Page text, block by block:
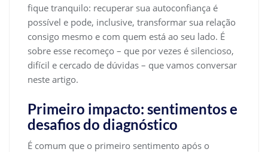
fique tranquilo: recuperar sua autoconfiança é
possível e pode, inclusive, transformar sua relação
consigo mesmo e com quem está ao seu lado. É
sobre esse recomeço – que por vezes é silencioso,
difícil e cercado de dúvidas – que vamos conversar
neste artigo.
Primeiro impacto: sentimentos e
desafios do diagnóstico
É comum que o primeiro sentimento após o